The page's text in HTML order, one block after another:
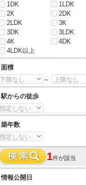
1DK
1LDK
2K
2DK
2LDK
3K
3DK
3LDK
4K
4DK
4LDK以上
面積
～
駅からの徒歩
築年数
1件が該当
情報公開日